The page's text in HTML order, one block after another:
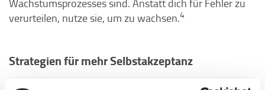
Wachstumsprozesses sind. Anstatt dich für Fehler zu
verurteilen, nutze sie, um zu wachsen.4
Strategien für mehr Selbstakzeptanz